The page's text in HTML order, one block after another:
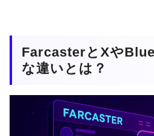
FarcasterとXや
な違いとは？